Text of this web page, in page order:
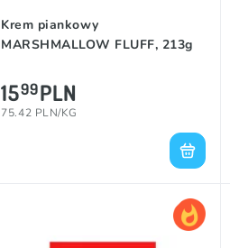
Krem piankowy
MARSHMALLOW FLUFF, 213g
1599PLN
75.42 PLN/KG